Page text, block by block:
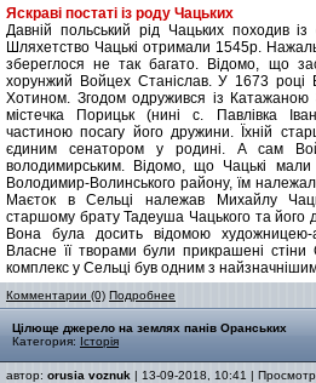
Яскраві постаті із роду Чацьких
Давній польський рід Чацьких походив
Шляхетство Чацькі отримали 1545р.
збереглося не так багато. Відомо, що
хорунжий Войцех Станіслав. У 1673 році
Хотином. Згодом одружився із Катажаною
містечка Порицьк (нині с. Павлівка
частиною посагу його дружини. Їхній
єдиним сенатором у родині. А сам
володимирським. Відомо, що Чацькі мали
Володимир-Волинського району, їм
Маєток в Сельці належав Михайлу
старшому брату Тадеуша Чацького та його
Вона була досить відомою
Власне її творами були прикрашені
комплекс у Сельці був одним з
Комментарии (0) Подробнее
Цілюще джерело на землях панів Оранських
Категория: Історія
автор: orusia voznuk | 13-09-2018, 10:41 |